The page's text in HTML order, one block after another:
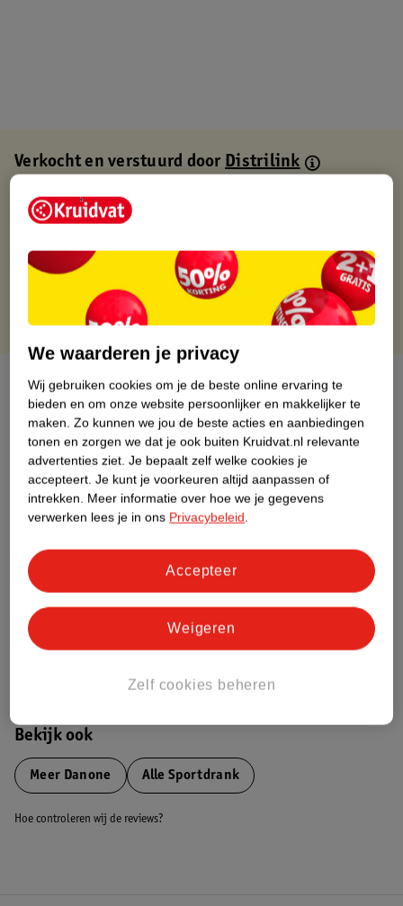
Verkocht en verstuurd doorDistrilink
Binnen 1 werkdag verstuurd
Gratis thuisbezorgd
Gratis punten met je Kruidvat kaart
Over dit product
Productinformatie
Etiketinformatie
Nature Impact Score
Impact Score.
Meer informatie
Bekijk ook
Meer Danone Alle Sportdrank
Hoe controleren wij de reviews?
We waarderen je privacy
Wij gebruiken cookies om je de beste online ervaring te
bieden en om onze website persoonlijker en makkelijker te
maken. Zo kunnen we jou de beste acties en aanbiedingen
tonen en zorgen we dat je ook buiten Kruidvat.nl relevante
advertenties ziet. Je bepaalt zelf welke cookies je
accepteert. Je kunt je voorkeuren altijd aanpassen of
intrekken. Meer informatie over hoe we je gegevens
verwerken lees je in ons Privacybeleid.
Zelf cookies beheren
Weigeren
Accepteer